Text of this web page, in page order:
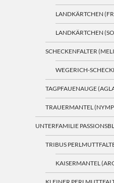
LANDKÄRTCHEN
LANDKÄRTCHEN
SCHECKENFALTER
WEGERICH-
TAGPFAUENAUGE
TRAUERMANTEL
UNTERFAMILIE
TRIBUS
KAISERMANTEL